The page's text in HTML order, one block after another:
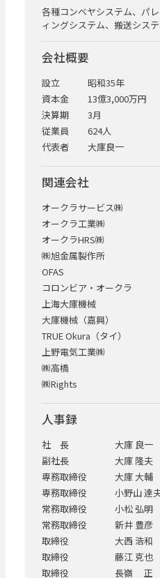
各種コンベヤシステム、パ
ィングシステム、搬送シス
会社概要
設立
昭和35年
資本金
13億3,000万円
決算期
3月
従業員
624人
代表者
大庫良一
関連会社
オークラサービス㈱
オークラ工業㈱
オークラHRS㈱
㈱旭金属製作所
OFAS
コロンビア・オークラ
上海大庫機械
大庫機械（嘉興）
TRUE Okura（タイ）
上野電気工業㈱
㈱高橋
㈱Rights
人事録
社 長
大庫 良一
副社長
大庫 隆夫
専務取締役
大庫 大輔
専務取締役
小野山 達
常務取締役
小松 弘明
常務取締役
新井 豊彦
取締役
大西 浩和
取締役
藤江 克也
取締役
長嶺 正